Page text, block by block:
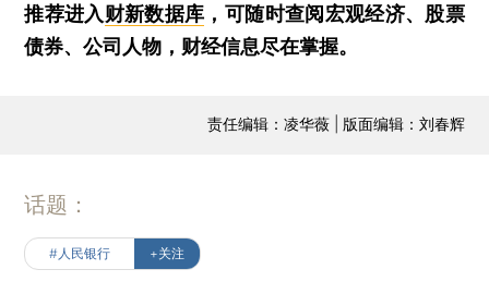
推荐进入财新数据库 ，可随时查阅宏观经济、股票
债券、公司人物，财经信息尽在掌握。
责任编辑：凌华薇 | 版面编辑：刘春辉
话题：
#人民银行 +关注